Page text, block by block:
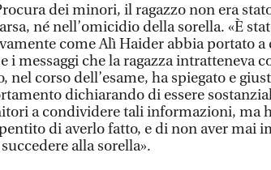
dei minori, il ragazzo non era
né nell’omicidio della sorella. «È
come Alì Haider abbia portato
i messaggi che la ragazza intratteneva
nel corso dell’esame, ha spiegato e
dichiarando di essere
a condividere tali informazioni, ma
di averlo fatto, e di non aver mai
alla sorella».